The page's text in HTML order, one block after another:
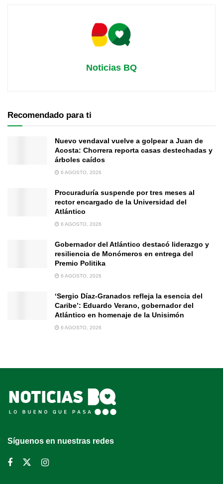
Noticias BQ
Recomendado para ti
Nuevo vendaval vuelve a golpear a Juan de
Acosta: Chorrera reporta casas destechadas y
árboles caídos
6 AGOSTO, 2026
Procuraduría suspende por tres meses al
rector encargado de la Universidad del
Atlántico
6 AGOSTO, 2026
Gobernador del Atlántico destacó liderazgo y
resiliencia de Monómeros en entrega del
Premio Politika
6 AGOSTO, 2026
‘Sergio Díaz-Granados refleja la esencia del
Caribe’: Eduardo Verano, gobernador del
Atlántico en homenaje de la Unisimón
6 AGOSTO, 2026
Síguenos en nuestras redes